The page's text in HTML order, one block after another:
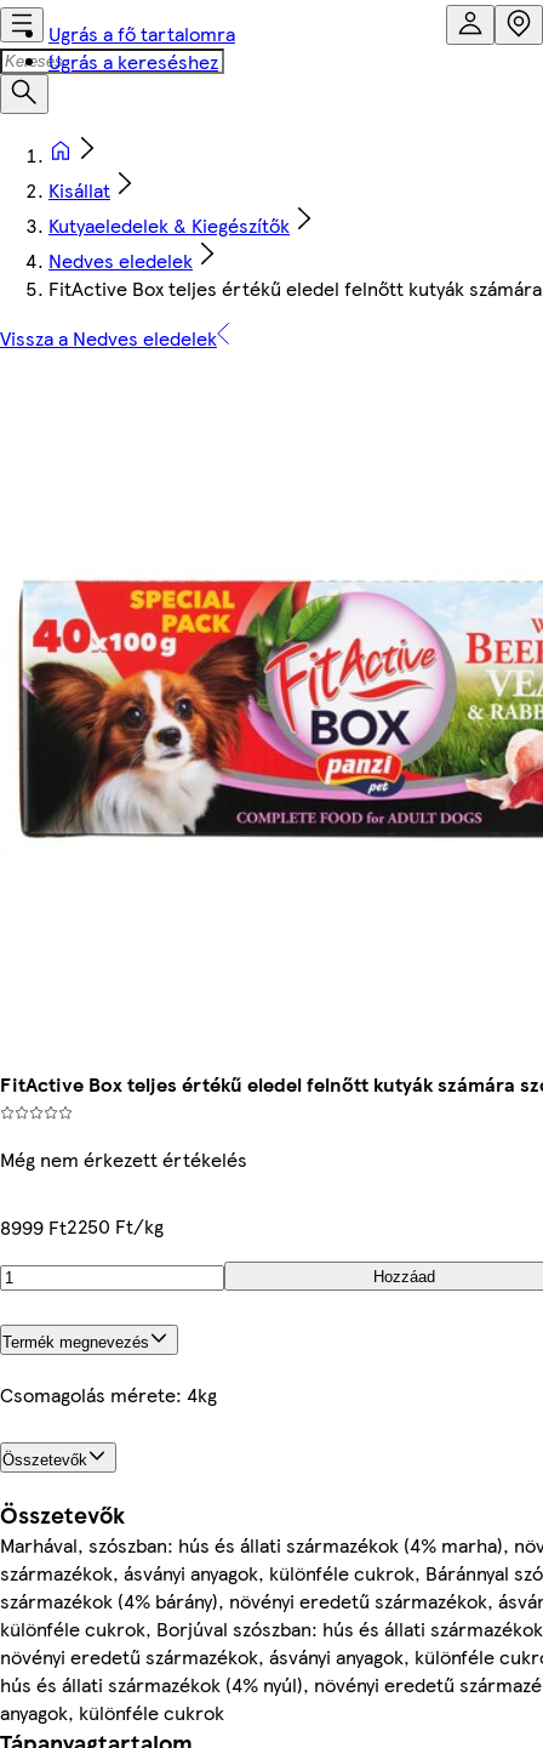
Ugrás a fő tartalomra
Ugrás a kereséshez
Kisállat
Kutyaeledelek & Kiegészítők
Nedves eledelek
FitActive Box teljes értékű eledel felnőtt kutyák számára
Vissza a Nedves eledelek
FitActive Box teljes értékű eledel felnőtt kutyák számára
Még nem érkezett értékelés
8999 Ft2250 Ft/kg
Hozzáad
Termék megnevezés
Csomagolás mérete: 4kg
Összetevők
Összetevők
Marhával, szószban: hús és állati származékok (4% marha),
származékok, ásványi anyagok, különféle cukrok, Báránnyal
származékok (4% bárány), növényi eredetű származékok,
különféle cukrok, Borjúval szószban: hús és állati
növényi eredetű származékok, ásványi anyagok, különféle
hús és állati származékok (4% nyúl), növényi eredetű
anyagok, különféle cukrok